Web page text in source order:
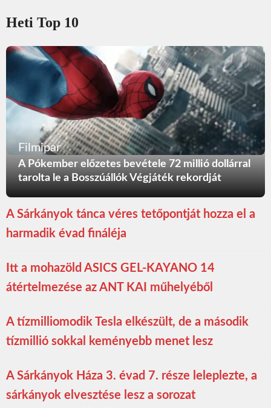
Heti Top 10
Filmipar
A Pókember előzetes bevétele 72 millió dollárral
tarolta le a Bosszúállók Végjáték rekordját
A Sárkányok tánca véres tetőpontját hozza el a
harmadik évad fináléja
Itt a mohazöld ASICS GEL-KAYANO 14
átértelmezése az ANT KAI műhelyéből
A tízmilliomodik Tesla elkészült, de a második
tízmillió sokkal keményebb menet lesz
A Sárkányok Háza 3. évad 7. része leleplezte, a
sárkányok elvesztése lesz a sorozat